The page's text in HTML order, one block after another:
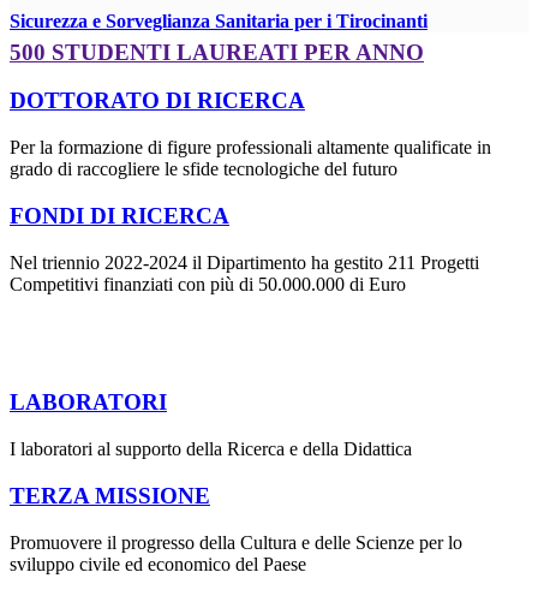
Sicurezza e Sorveglianza Sanitaria per i Tirocinanti
500 STUDENTI LAUREATI PER ANNO
DOTTORATO DI RICERCA
Per la formazione di figure professionali altamente qualificate in
grado di raccogliere le sfide tecnologiche del futuro
FONDI DI RICERCA
Nel triennio 2022-2024 il Dipartimento ha gestito 211 Progetti
Competitivi finanziati con più di 50.000.000 di Euro
LABORATORI
I laboratori al supporto della Ricerca e della Didattica
TERZA MISSIONE
Promuovere il progresso della Cultura e delle Scienze per lo
sviluppo civile ed economico del Paese